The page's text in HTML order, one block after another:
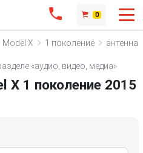
0
Model X 1 поколение антенна
«аудио, видео, медиа»
X 1 поколение 2015